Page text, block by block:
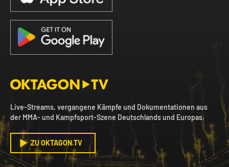
Live-Streams, vergangene Kämpfe und Dokumentationen aus
der MMA- und Kampfsport-Szene Deutschlands und Europas.
ZU OKTAGON.TV